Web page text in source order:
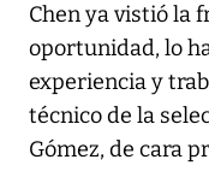
Chen ya vistió la
oportunidad, lo
experiencia y
técnico de la
Gómez, de cara